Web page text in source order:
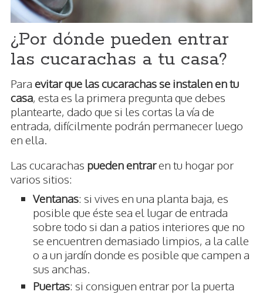
¿Por dónde pueden entrar
las cucarachas a tu casa?
Para evitar que las cucarachas se instalen en tu
casa, esta es la primera pregunta que debes
plantearte, dado que si les cortas la vía de
entrada, difícilmente podrán permanecer luego
en ella.
Las cucarachas pueden entraren tu hogar por
varios sitios:
Ventanas: si vives en una planta baja, es
posible que éste sea el lugar de entrada
sobre todo si dan a patios interiores que no
se encuentren demasiado limpios, a la calle
o a un jardín donde es posible que campen a
sus anchas.
Puertas: si consiguen entrar por la puerta